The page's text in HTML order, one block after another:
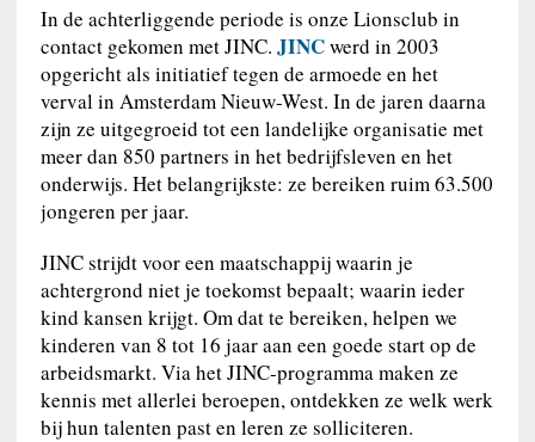
In de achterliggende periode is onze Lionsclub in
contact gekomen met JINC. JINCwerd in 2003
opgericht als initiatief tegen de armoede en het
verval in Amsterdam Nieuw-West. In de jaren daarna
zijn ze uitgegroeid tot een landelijke organisatie met
meer dan 850 partners in het bedrijfsleven en het
onderwijs. Het belangrijkste: ze bereiken ruim 63.500
jongeren per jaar.
JINC strijdt voor een maatschappij waarin je
achtergrond niet je toekomst bepaalt; waarin ieder
kind kansen krijgt. Om dat te bereiken, helpen we
kinderen van 8 tot 16 jaar aan een goede start op de
arbeidsmarkt. Via het JINC-programma maken ze
kennis met allerlei beroepen, ontdekken ze welk werk
bij hun talenten past en leren ze solliciteren.